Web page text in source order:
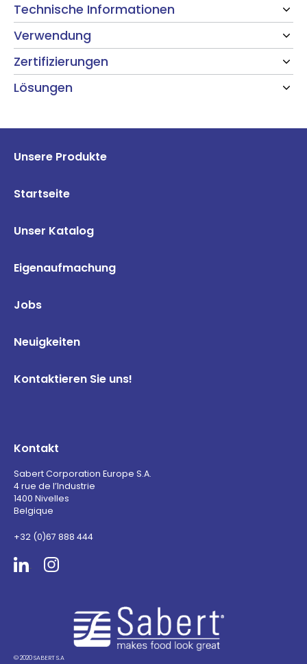
Technische Informationen
Verwendung
Zertifizierungen
Lösungen
Unsere Produkte
Startseite
Unser Katalog
Eigenaufmachung
Jobs
Neuigkeiten
Kontaktieren Sie uns!
Kontakt
Sabert Corporation Europe S.A.
4 rue de l’Industrie
1400 Nivelles
Belgique
+32 (0)67 888 444
© 2020 SABERT S.A